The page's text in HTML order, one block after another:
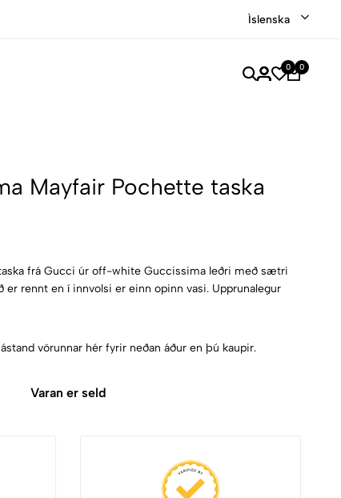
Íslenska
0 0
Mayfair Pochette taska
frá Gucci úr off-white Guccissima leðri með sætri
er rennt en í innvolsi er einn opinn vasi. Upprunalegur
vörunnar hér fyrir neðan áður en þú kaupir.
Varan er seld